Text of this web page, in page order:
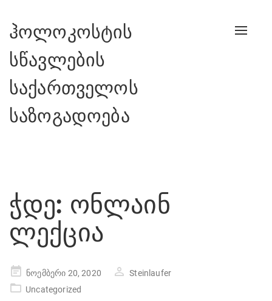
ჰოლოკოსტის
სწავლების
საქართველოს
საზოგადოება
Toggle
ჭდე: ონლაინ
ლექცია
Posted
on
ნოემბერი 20, 2020
Steinlaufer
Uncategorized